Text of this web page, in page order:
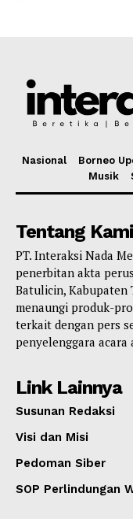
Nasional Borneo
Musik
Tentang Kami
PT. Interaksi Nada
penerbitan akta
Batulicin, Kabupaten
menaungi produk-
terkait dengan pers
penyelenggara
Link Lainnya
Susunan Redaksi
Visi dan Misi
Pedoman Siber
SOP Perlindungan